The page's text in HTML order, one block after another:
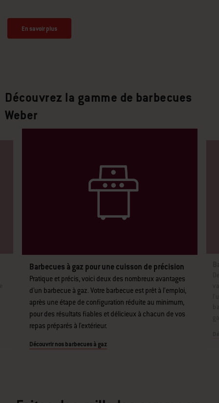
En savoir plus
Découvrez la gamme de barbecues
Weber
Barbecues à gaz pour une cuisson de précision
Pratique et précis, voici deux des nombreux avantages
d'un barbecue à gaz. Votre barbecue est prêt à l’emploi,
après une étape de configuration réduite au minimum,
pour des résultats fiables et délicieux à chacun de vos